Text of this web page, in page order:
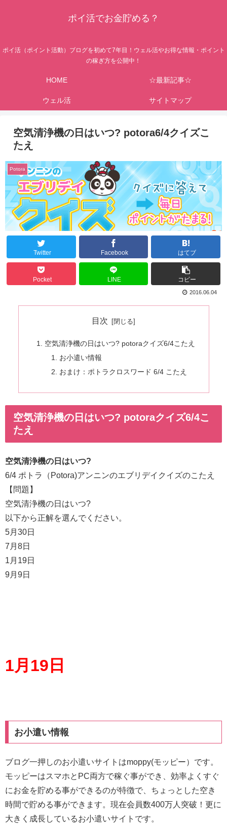
ポイ活でお金貯める？
ポイ活（ポイント活動）ブログを初めて7年目！ウェル活やお得な情報・ポイント
の稼ぎ方を公開中！
HOME ☆最新記事☆
ウェル活 サイトマップ
空気清浄機の日はいつ? potora6/4クイズこ
たえ
Potora
Twitter Facebook はてブ
Pocket LINE コピー
2016.06.04
目次
空気清浄機の日はいつ? potoraクイズ6/4こたえ
お小遣い情報
おまけ：ポトラクロスワード 6/4 こたえ
空気清浄機の日はいつ? potoraクイズ6/4こ
たえ
空気清浄機の日はいつ?
6/4 ポトラ（Potora)アンニンのエブリデイクイズのこたえ
【問題】
空気清浄機の日はいつ?
以下から正解を選んでください。
5月30日
7月8日
1月19日
9月9日
1月19日
お小遣い情報
ブログ一押しのお小遣いサイトはmoppy(モッピー）です。
モッピーはスマホとPC両方で稼ぐ事ができ、効率よくすぐ
にお金を貯める事ができるのが特徴で、ちょっとした空き
時間で貯める事ができます。現在会員数400万人突破！更に
大きく成長しているお小遣いサイトです。